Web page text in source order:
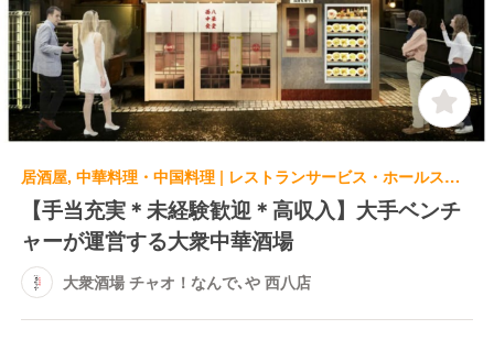
居酒屋, 中華料理・中国料理 | レストランサービス・ホールスタッフ
【手当充実＊未経験歓迎＊高収入】大手ベンチ
ャーが運営する大衆中華酒場
大衆酒場 チャオ！なんで､や 西八店